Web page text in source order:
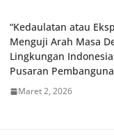
“Kedaulatan atau
Menguji Arah Masa
Lingkungan
Pusaran
Maret 2, 2026